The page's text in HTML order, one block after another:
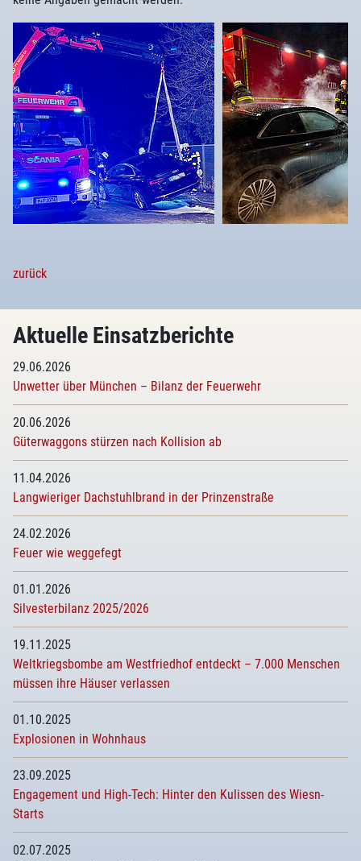
zurück
Aktuelle Einsatzberichte
29.06.2026
Unwetter über München – Bilanz der Feuerwehr
20.06.2026
Güterwaggons stürzen nach Kollision ab
11.04.2026
Langwieriger Dachstuhlbrand in der Prinzenstraße
24.02.2026
Feuer wie weggefegt
01.01.2026
Silvesterbilanz 2025/2026
19.11.2025
Weltkriegsbombe am Westfriedhof entdeckt – 7.000 Menschen
müssen ihre Häuser verlassen
01.10.2025
Explosionen in Wohnhaus
23.09.2025
Engagement und High-Tech: Hinter den Kulissen des Wiesn-
Starts
02.07.2025